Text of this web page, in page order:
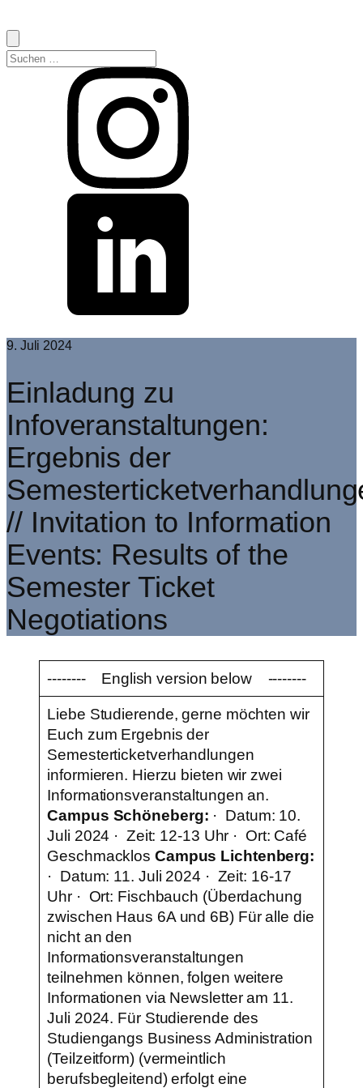
Suchen
9. Juli 2024
Einladung zu
Infoveranstaltungen:
Ergebnis der
// Invitation to Information
Events: Results of the
Semester Ticket
Negotiations
-------- English version below --------
Liebe Studierende, gerne möchten wir
Euch zum Ergebnis der
Semesterticketverhandlungen
informieren. Hierzu bieten wir zwei
Informationsveranstaltungen an.
Campus Schöneberg: · Datum: 10.
Juli 2024 · ⁠Zeit: 12-13 Uhr · Ort: Café
Geschmacklos Campus Lichtenberg:
· Datum: 11. Juli 2024 · Zeit: 16-17
Uhr · Ort: Fischbauch (Überdachung
zwischen Haus 6A und 6B) Für alle die
nicht an den
Informationsveranstaltungen
teilnehmen können, folgen weitere
Informationen via Newsletter am 11.
Juli 2024. Für Studierende des
Studiengangs Business Administration
(Teilzeitform) (vermeintlich
berufsbegleitend) erfolgt eine